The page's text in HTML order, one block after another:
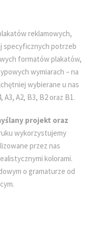
reklamowych,
specyficznych potrzeb
formatów plakatów,
wymiarach – na
wybierane u nas
A2, B3, B2 oraz B1.
projekt oraz
wykorzystujemy
przez nas
kolorami.
o gramaturze od